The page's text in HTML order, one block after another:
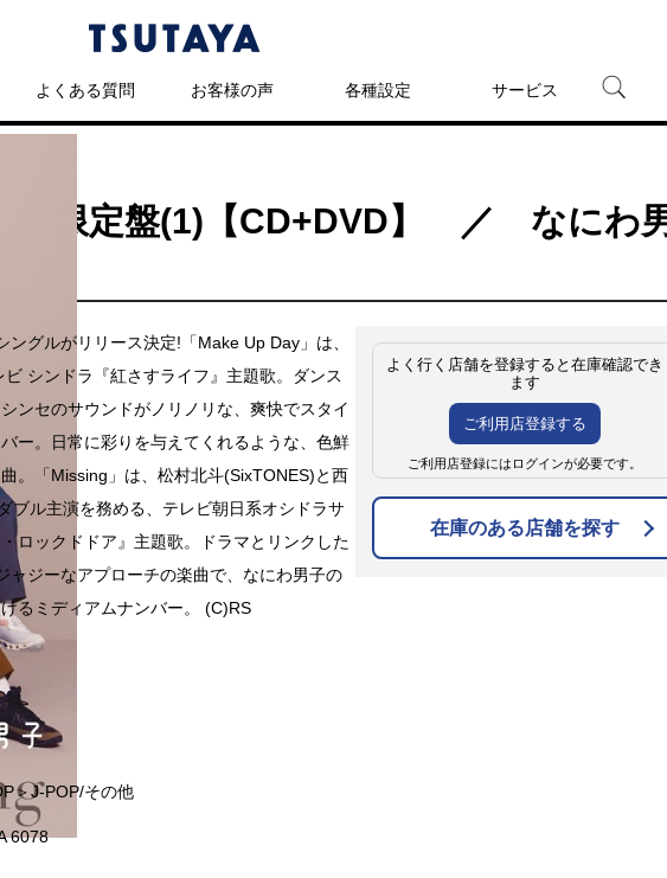
よくある質問 お客様の声 各種設定 サービス
TSUTAYAプレミアムNEXT
回限定盤(1)【CD+DVD】 ／ なにわ
ングルがリリース決定!「Make Up Day」は、
シンドラ『紅さすライフ』主題歌。ダンス
ンセのサウンドがノリノリな、爽快でスタイ
ー。日常に彩りを与えてくれるような、色鮮
。「Missing」は、松村北斗(SixTONES)と西
ブル主演を務める、テレビ朝日系オシドラサ
ロックドドア』主題歌。ドラマとリンクした
ャジーなアプローチの楽曲で、なにわ男子の
るミディアムナンバー。 (C)RS
＞J-POP/その他
6078
よく行く店舗を登録すると在庫確認でき
ます
ご利用店登録する
ご利用店登録にはログインが必要です。
在庫のある店舗を探す